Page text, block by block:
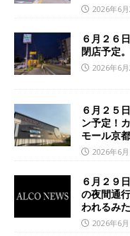
2026年6
６月２６
閉店予定
2026年6
６月２５
ン予定！
モール京
2026年6
６月２９
の夜間通
われるみ
2026年6